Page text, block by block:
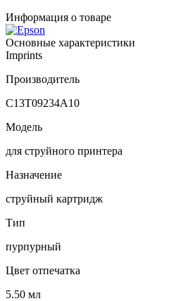
Информация о товаре
Основные характеристики
Imprints
Производитель
C13T09234A10
Модель
для струйного принтера
Назначение
струйный картридж
Тип
пурпурный
Цвет отпечатка
5.50 мл